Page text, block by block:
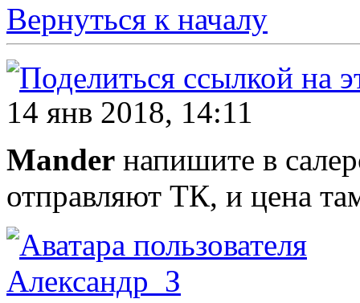
Вернуться к началу
14 янв 2018, 14:11
Mander напишите в
отправляют ТК, и цена
Александр_З